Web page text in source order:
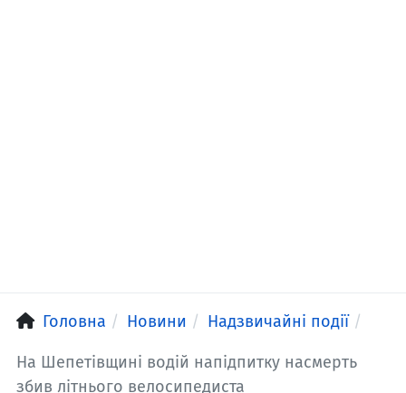
Головна Новини Надзвичайні події
На Шепетівщині водій напідпитку насмерть
збив літнього велосипедиста